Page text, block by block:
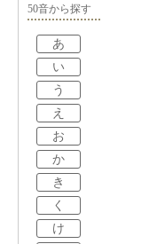
50音から探す
あ
い
う
え
お
か
き
く
け